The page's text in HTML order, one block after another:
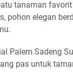
tanaman
, pohon elegan
Palem Sadeng
pas untuk